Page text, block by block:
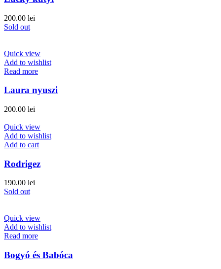
200.00 lei
Sold out
Quick view
Add to wishlist
Read more
Laura nyuszi
200.00 lei
Quick view
Add to wishlist
Add to cart
Rodrigez
190.00 lei
Sold out
Quick view
Add to wishlist
Read more
Bogyó és Babóca